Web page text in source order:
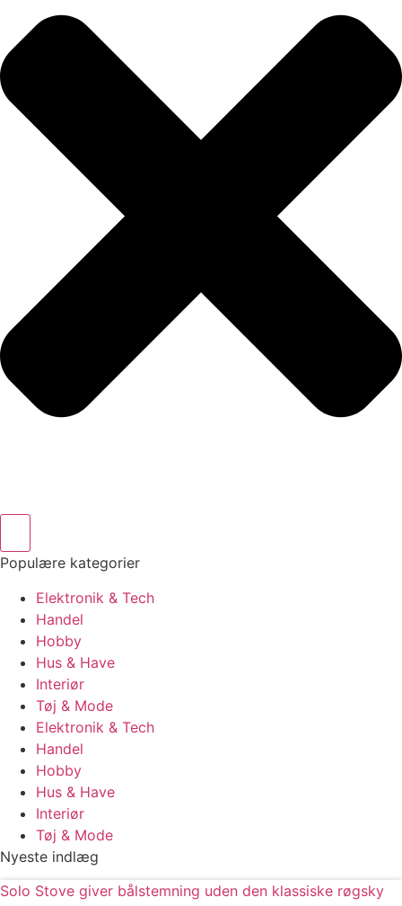
Populære kategorier
Elektronik & Tech
Handel
Hobby
Hus & Have
Interiør
Tøj & Mode
Elektronik & Tech
Handel
Hobby
Hus & Have
Interiør
Tøj & Mode
Nyeste indlæg
Solo Stove giver bålstemning uden den klassiske røgsky